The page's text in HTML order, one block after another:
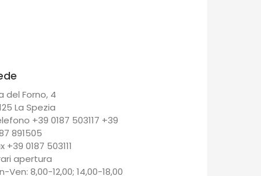
del Forno, 4
La Spezia
+39 0187 503117 +39
891505
+39 0187 503111
apertura
Ven: 8,00-12,00; 14,00-18,00